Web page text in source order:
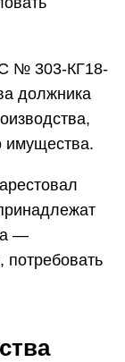
№ 303-КГ18-
должника
имущества.
—
потребовать